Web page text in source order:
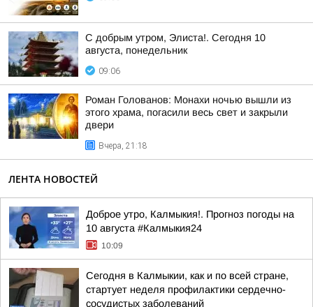
С добрым утром, Элиста!. Сегодня 10
августа, понедельник
09:06
Роман Голованов: Монахи ночью вышли из
этого храма, погасили весь свет и закрыли
двери
Вчера, 21:18
ЛЕНТА НОВОСТЕЙ
Доброе утро, Калмыкия!. Прогноз погоды на
10 августа #Калмыкия24
10:09
Сегодня в Калмыкии, как и по всей стране,
стартует неделя профилактики сердечно-
сосудистых заболеваний